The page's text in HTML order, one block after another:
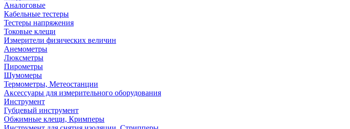
Аналоговые
Кабельные тестеры
Тестеры напряжения
Токовые клещи
Измерители физических величин
Анемометры
Люксметры
Пирометры
Шумомеры
Термометры, Метеостанции
Аксессуары для измерительного оборудования
Инструмент
Губцевый инструмент
Обжимные клещи, Кримперы